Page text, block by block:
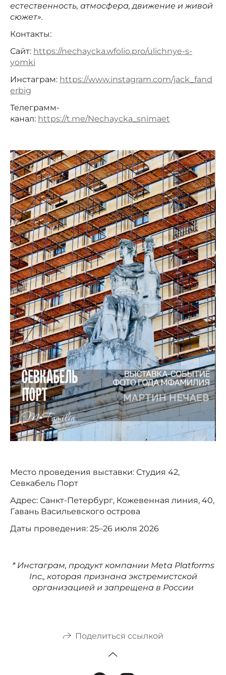
естественность, атмосфера, движение и живой
сюжет».
Контакты:
Сайт: https://nechaycka.wfolio.pro/ulichnye-s-
yomki
Инстаграм: https://www.instagram.com/jack_fand
erbig
Телеграмм-
канал: https://t.me/Nechaycka_snimaet
Место проведения выставки: Студия 42,
Севкабель Порт
Адрес: Санкт-Петербург, Кожевенная линия, 40,
Гавань Васильевского острова
Даты проведения: 25–26 июля 2026
* Инстаграм, продукт компании Meta Platforms
Inc., которая признана экстремистской
организацией и запрещена в России
Поделиться ссылкой